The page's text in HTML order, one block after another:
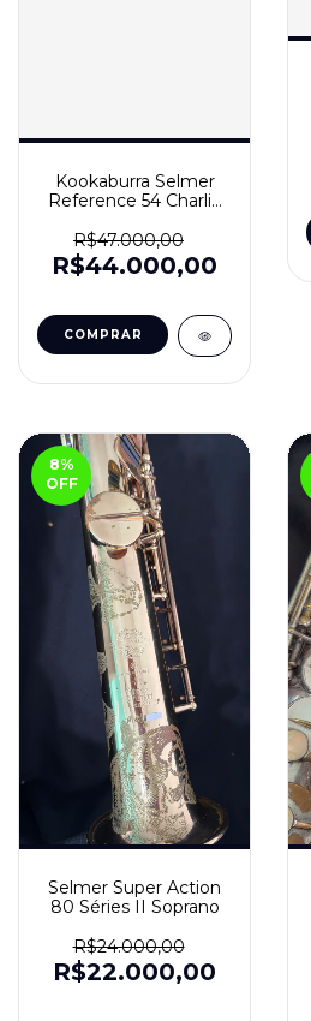
Kookaburra Selmer
Reference 54 Charlie
R$47.000,00
R$44.000,00
8%
OFF
Selmer Super Action
80 Séries II Soprano
R$24.000,00
R$22.000,00